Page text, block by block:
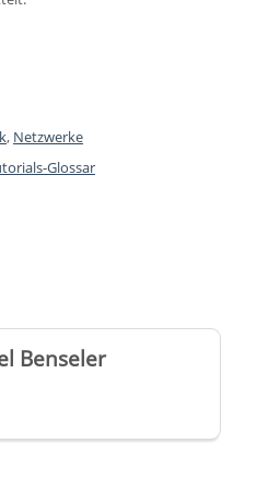
, Netzwerke
Glossar
Benseler